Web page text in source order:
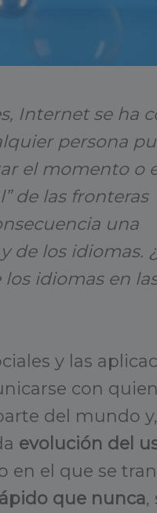
Internet se ha
persona
el momento o
de las fronteras
una
de los idiomas.
idiomas en
y las
con quien
del mundo
evolución del
en el que se
que nunca,